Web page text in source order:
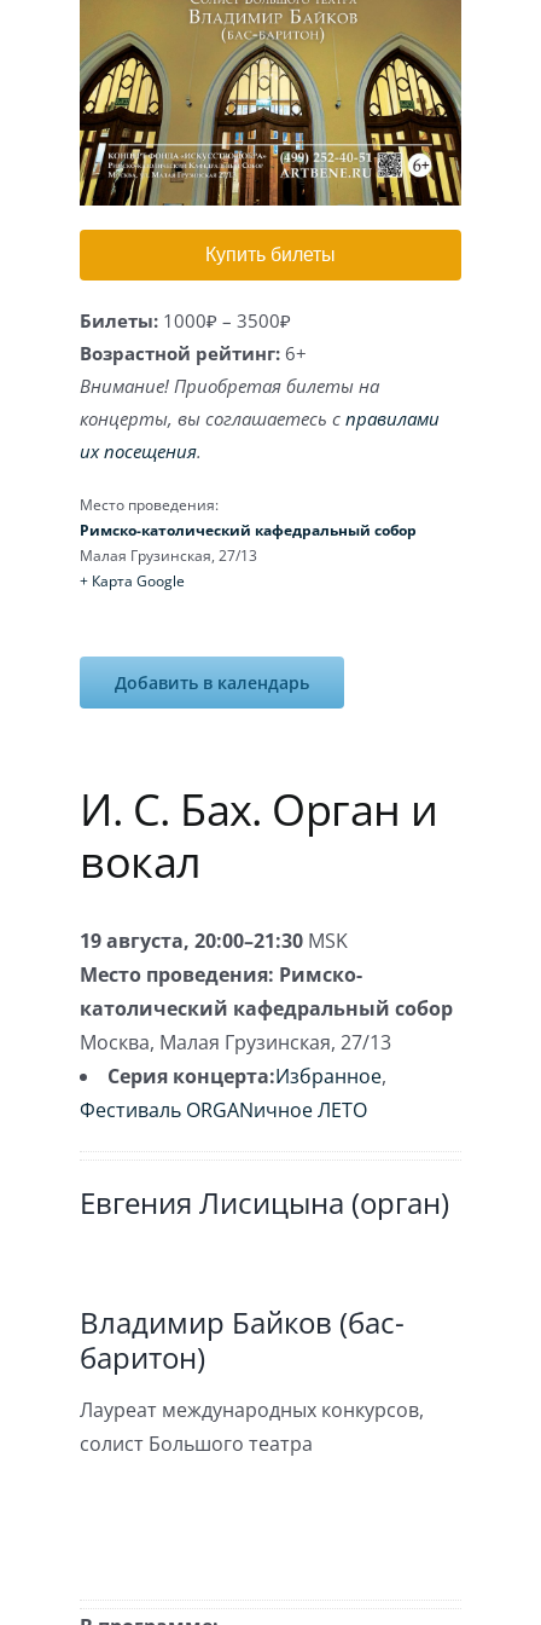
Игра на органе
Купить билеты
Билеты: 1000₽ – 3500₽
Возрастной рейтинг: 6+
Внимание! Приобретая билеты на
концерты, вы соглашаетесь справилами
их посещения.
Место проведения:
Римско-католический кафедральный собор
Малая Грузинская, 27/13
+ Карта Google
Добавить в календарь
И. С. Бах. Орган и
вокал
19 августа, 20:00–21:30 MSK
Место проведения: Римско-
католический кафедральный собор
Москва, Малая Грузинская, 27/13
Серия концерта:Избранное,
Фестиваль ORGANичное ЛЕТО
Евгения Лисицына (орган)
Владимир Байков (бас-
баритон)
Лауреат международных конкурсов,
солист Большого театра